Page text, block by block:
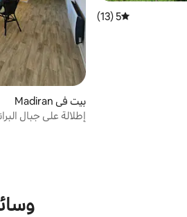
متوسط التقييم 5 من 5، 13 مراجعات
5 (13)
بيت في Madiran
إطلالة على جبال